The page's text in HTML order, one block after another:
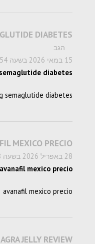
DIABETES
הגב
15 במאי 2026 בשעה 14:54
diabetes
semaglutide diabetes
MEXICO PRECIO
28 באפריל 2026 בשעה 01:38
avanafil mexico precio
avanafil mexico precio
JELLY REVIEW